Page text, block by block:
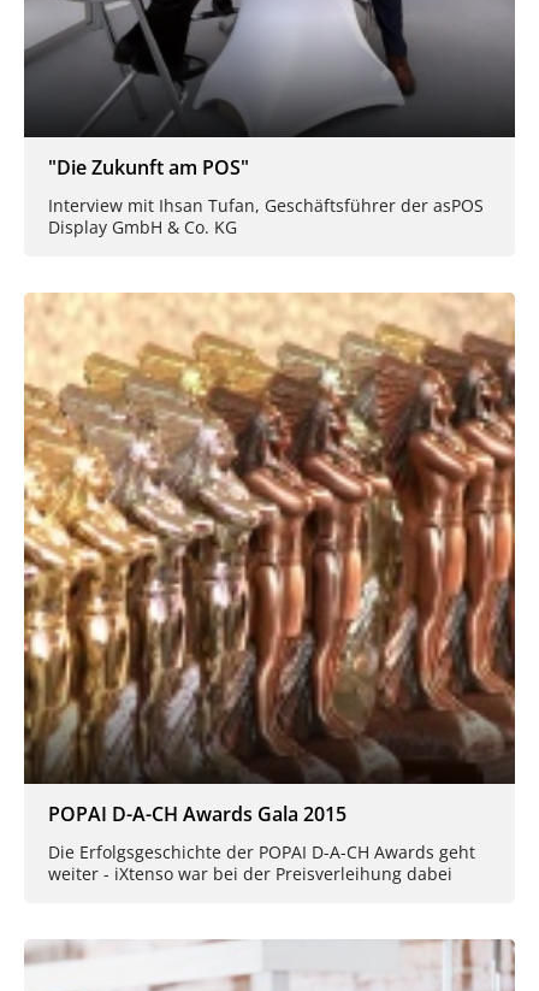
"Die Zukunft am POS"
Interview mit Ihsan Tufan, Geschäftsführer der asPOS
Display GmbH & Co. KG
POPAI D-A-CH Awards Gala 2015
Die Erfolgsgeschichte der POPAI D-A-CH Awards geht
weiter - iXtenso war bei der Preisverleihung dabei